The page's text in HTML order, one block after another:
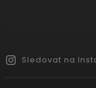
Sledovat na